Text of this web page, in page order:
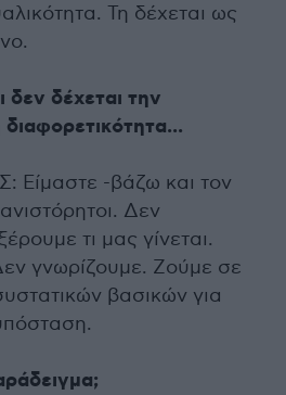
Τη δέχεται ως
δεν δέχεται την
-βάζω και τον
Δεν
τι μας γίνεται.
γνωρίζουμε. Ζούμε σε
βασικών για